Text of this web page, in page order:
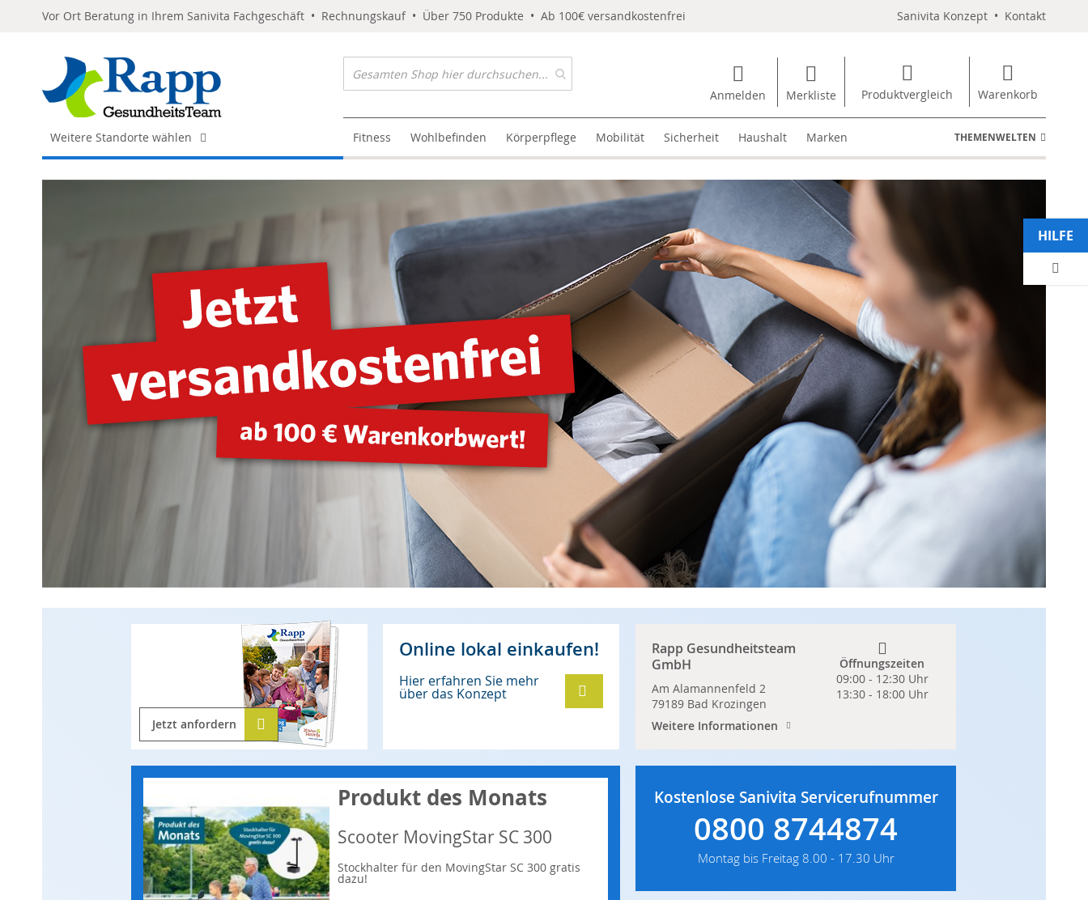
Vor Ort Beratung in Ihrem Sanivita Fachgeschäft • Rechnungskauf • Über 750 Produkte • Ab 100€ versandkostenfrei Sanivita Konzept • Kontakt
Anmelden Merkliste Produktvergleich Warenkorb
Weitere Standorte wählen Fitness Wohlbefinden Körperpflege Mobilität Sicherheit Haushalt Marken THEMENWELTEN
Jetzt anfordern
Online lokal einkaufen!
Hier erfahren Sie mehr
über das Konzept
Rapp Gesundheitsteam
GmbH
Am Alamannenfeld 2
79189 Bad Krozingen
Öffnungszeiten
09:00 - 12:30 Uhr
13:30 - 18:00 Uhr
Weitere Informationen
Produkt des Monats
Scooter MovingStar SC 300
Stockhalter für den MovingStar SC 300 gratis
dazu!
Kostenlose Sanivita Servicerufnummer
0800 8744874
Montag bis Freitag 8.00 - 17.30 Uhr
HILFE